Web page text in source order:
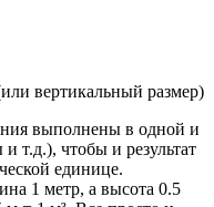
вертикальный размер)
выполнены в одной и
т.д.), чтобы и результат
единице.
1 метр, а высота 0.5